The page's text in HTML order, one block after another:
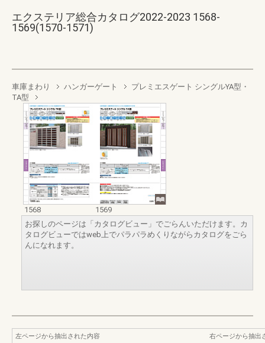
エクステリア総合カタログ2022-2023 1568-
1569(1570-1571)
車庫まわり ハンガーゲート
プレミエスゲート シングルYA型・
TA型
1568
1569
お探しのページは「カタログビュー」でごらんいただけます。カ
タログビューではweb上でパラパラめくりながらカタログをごら
んになれます。
左ページから抽出された内容
右ページから抽出